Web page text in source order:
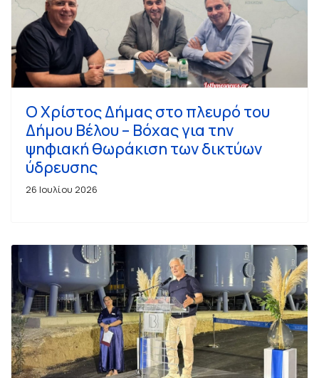
Ο Χρίστος Δήμας στο πλευρό του
Δήμου Βέλου – Βόχας για την
ψηφιακή θωράκιση των δικτύων
ύδρευσης
26 Ιουλίου 2026